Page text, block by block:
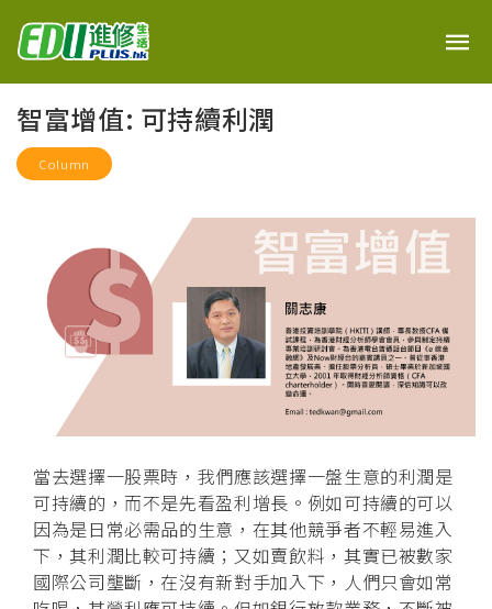
智富增值: 可持續利潤
Column
當去選擇一股票時，我們應該選擇一盤生意的利潤是
可持續的，而不是先看盈利增長。例如可持續的可以
因為是日常必需品的生意，在其他競爭者不輕易進入
下，其利潤比較可持續；又如賣飲料，其實已被數家
國際公司壟斷，在沒有新對手加入下，人們只會如常